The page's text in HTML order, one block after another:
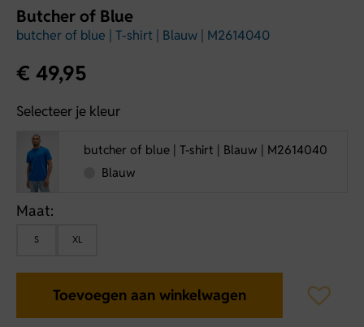
Butcher of Blue
butcher of blue | T-shirt | Blauw | M2614040
€ 49,95
Selecteer je kleur
butcher of blue | T-shirt | Blauw | M2614040
Blauw
Maat:
S XL
Toevoegen aan winkelwagen